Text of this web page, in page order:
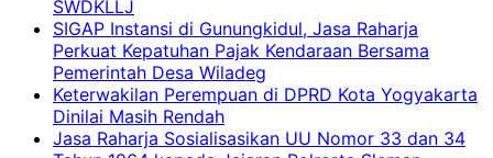
SWDKLLJ
SIGAP Instansi di Gunungkidul, Jasa Raharja
Perkuat Kepatuhan Pajak Kendaraan Bersama
Pemerintah Desa Wiladeg
Keterwakilan Perempuan di DPRD Kota Yogyakarta
Dinilai Masih Rendah
Jasa Raharja Sosialisasikan UU Nomor 33 dan 34